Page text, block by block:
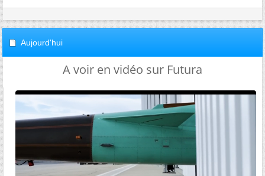
Aujourd'hui
A voir en vidéo sur Futura